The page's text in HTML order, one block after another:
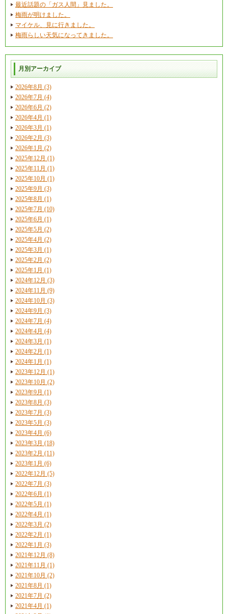
最近話題の「ガス人間」見ました。
梅雨が明けました。
マイケル、見に行きました。
梅雨らしい天気になってきました。
月別アーカイブ
2026年8月 (3)
2026年7月 (4)
2026年6月 (2)
2026年4月 (1)
2026年3月 (1)
2026年2月 (3)
2026年1月 (2)
2025年12月 (1)
2025年11月 (1)
2025年10月 (1)
2025年9月 (3)
2025年8月 (1)
2025年7月 (10)
2025年6月 (1)
2025年5月 (2)
2025年4月 (2)
2025年3月 (1)
2025年2月 (2)
2025年1月 (1)
2024年12月 (3)
2024年11月 (9)
2024年10月 (3)
2024年9月 (3)
2024年7月 (4)
2024年4月 (4)
2024年3月 (1)
2024年2月 (1)
2024年1月 (1)
2023年12月 (1)
2023年10月 (2)
2023年9月 (1)
2023年8月 (3)
2023年7月 (3)
2023年5月 (3)
2023年4月 (6)
2023年3月 (18)
2023年2月 (11)
2023年1月 (6)
2022年12月 (5)
2022年7月 (3)
2022年6月 (1)
2022年5月 (1)
2022年4月 (1)
2022年3月 (2)
2022年2月 (1)
2022年1月 (3)
2021年12月 (8)
2021年11月 (1)
2021年10月 (2)
2021年8月 (1)
2021年7月 (2)
2021年4月 (1)